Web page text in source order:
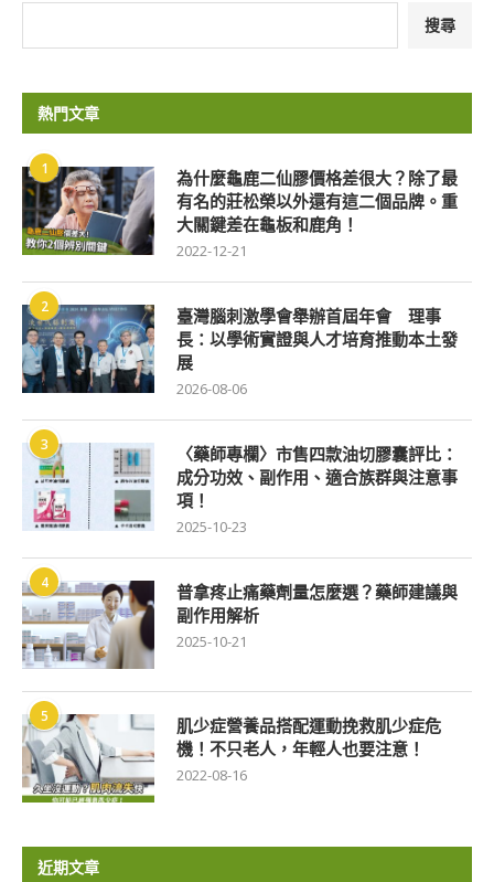
搜尋
熱門文章
1
為什麼龜鹿二仙膠價格差很大？除了最
有名的莊松榮以外還有這二個品牌。重
大關鍵差在龜板和鹿角！
2022-12-21
2
臺灣腦刺激學會舉辦首屆年會 理事
長：以學術實證與人才培育推動本土發
展
2026-08-06
3
〈藥師專欄〉市售四款油切膠囊評比：
成分功效、副作用、適合族群與注意事
項！
2025-10-23
4
普拿疼止痛藥劑量怎麼選？藥師建議與
副作用解析
2025-10-21
5
肌少症營養品搭配運動挽救肌少症危
機！不只老人，年輕人也要注意！
2022-08-16
近期文章